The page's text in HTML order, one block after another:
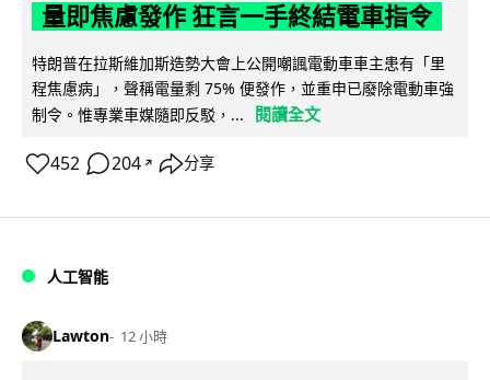
量即焦慮發作 狂言一手終結電車指令
特朗普在拉斯維加斯造勢大會上公開嘲諷電動車車主患有「里
程焦慮病」，聲稱電量剩 75% 便發作，並重申已廢除電動車強
制令。惟專業車媒隨即反駁，...
閱讀全文
452 204 ↗ 分享
人工智能
Lawton 12 小時